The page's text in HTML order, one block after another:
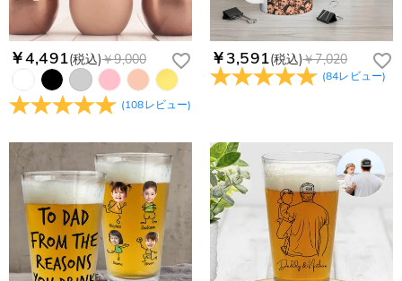
もし注文確認メールをご確認後、注文内容に間違いでもありま
したら、至急カスタマーサポート【Eメール：
service@drawelry.jp】までご連絡ください。ご連絡頂く時に注
文番号もお送りください。
Drawelryからのメールが届きません。
Drawelryからのメールが届いていない場合、次の可能性が考え
られます。原因①迷惑メールフォルダに移動されている。解決
策：迷惑メールフォルダに届いているDrawelryからのメールを
迷惑メールでないよう操作して、service@drawelry.jp からの
更してください。原因②通信状態などによりメールの到着が遅
れている。解決策：数時間たっても届かない場合は、今後お送
りするメールも遅れる可能性がありますので、別のメールアド
レスからお名前とご住所を記載したメールを
service@drawelry.jp へ送信してください。原因③メールアド
レスの入力に誤りがある。解決策：お名前とご住所を記載した
メールを service@drawelry.jp へ送信してください。
支払方法は何がありますか？
お支払い方法は、クレジットカード、コンビニ前払い、
Paypal、ApplePay、GooglePayからお選びいただけます。
コンビニ前払いのお支払い期限はいつまででしょう
コンビニ前払いのお支払い期限はご注文から 6 日間となりま
す。
支払い情報は保護されますか？
お支払い情報は高度なセキュリティで保護されております。お
客様のお支払い情報は当社のサーバーに一切保存されません。
Paypal又はクレジットカート発行会社によって処理されます。
個人情報は保護されますか？
当社では、個人情報保護を目的としたコンプライアンスに則
り、プライバシーポリシーを定めています。お客様に安心かつ
安全にご利用いただけるよう最善の注意を払い、個人情報を厳
￥4,491(税込)￥9,000
(108レビュー)
￥3,591(税込)￥7,020
(84レビュー)